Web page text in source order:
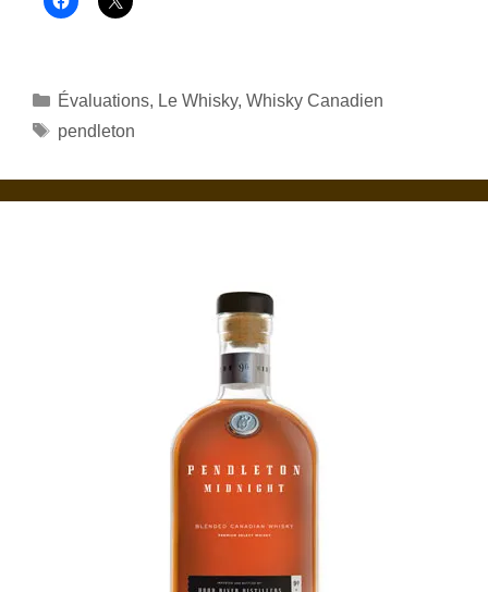
Catégories
Évaluations, Le Whisky, Whisky Canadien
Étiquettes
pendleton